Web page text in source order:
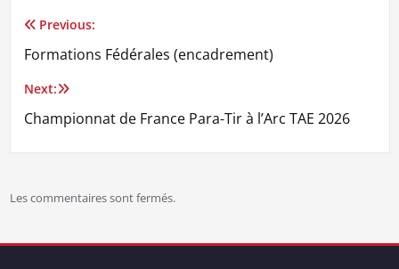
Navigation
de
l’article
Previous:
Formations Fédérales (encadrement)
Next:
Championnat de France Para-Tir à l’Arc TAE 2026
Les commentaires sont fermés.